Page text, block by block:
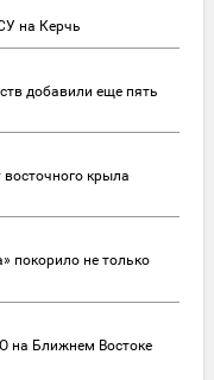
на Керчь
добавили еще пять
крыла
покорило не только
на Ближнем Востоке